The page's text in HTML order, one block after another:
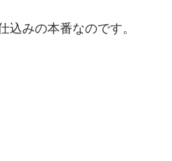
込みの本番なのです。